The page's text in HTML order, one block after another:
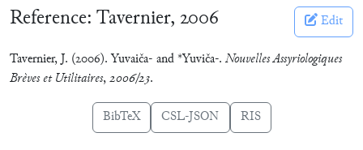
Reference: Tavernier, 2006 Edit
Tavernier, J. (2006). Yuvaiča- and *Yuviča-. Nouvelles Assyriologiques
Brèves et Utilitaires,2006/23.
BibTeX CSL-JSON RIS